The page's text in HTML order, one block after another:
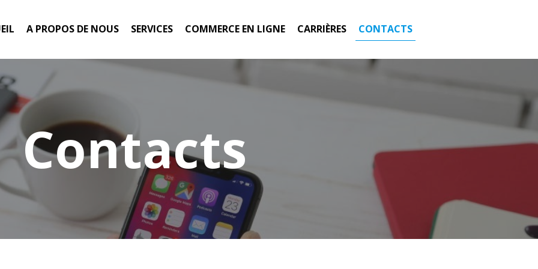
A PROPOS DE NOUS SERVICES COMMERCE EN LIGNE CARRIÈRES CONTACTS
Contacts